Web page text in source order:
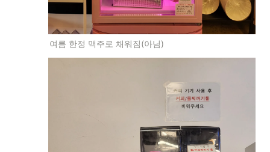
여름 한정 맥주로 채워짐(아님)